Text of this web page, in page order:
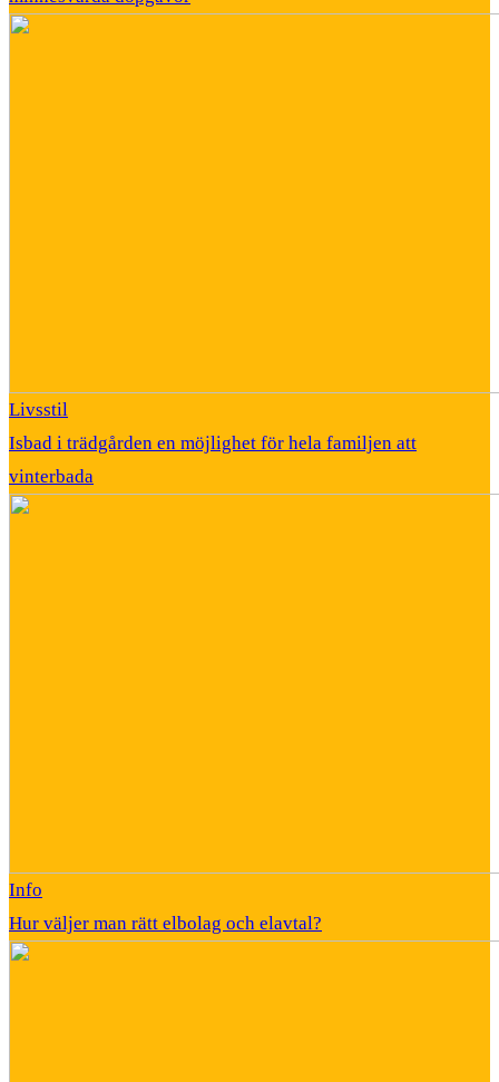
Livsstil
Isbad i trädgården en möjlighet för hela familjen att
vinterbada
Info
Hur väljer man rätt elbolag och elavtal?